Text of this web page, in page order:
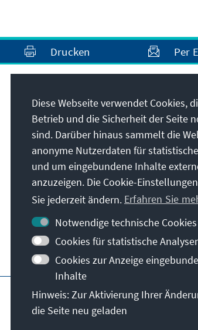
Drucken Per
Kontakt
Office.Belgrade@kas.de
+381 11 4024-163
+381 11 4024-163
Alle Kontaktoptionen im
Hauptseite der KAS
Diese Webseite verwendet Cookies,
Betrieb und die Sicherheit der Seite
sind. Darüber hinaus sammelt die
anonyme Nutzerdaten für
und um eingebundene Inhalte
anzuzeigen. Die Cookie-
Sie jederzeit ändern. Erfahren Sie
Notwendige technische Cookies
Cookies für statistische
Cookies zur Anzeige
Inhalte
Hinweis: Zur Aktivierung Ihrer
die Seite neu geladen